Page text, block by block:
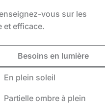
vous sur les
et efficace.
Besoins en lumière
En plein soleil
Partielle ombre à plein